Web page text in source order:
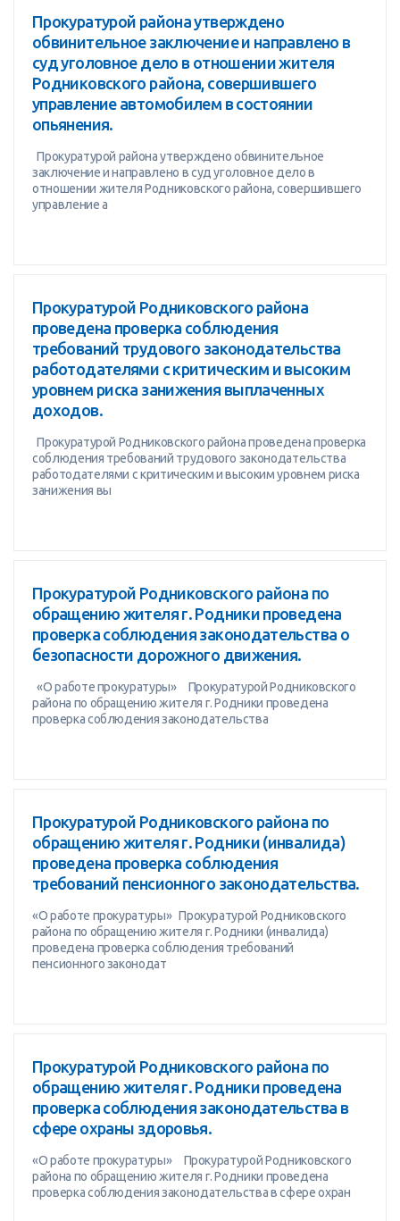
Прокуратурой района утверждено
обвинительное заключение и направлено в
суд уголовное дело в отношении жителя
Родниковского района, совершившего
управление автомобилем в состоянии
опьянения.
Прокуратурой района утверждено обвинительное
заключение и направлено в суд уголовное дело в
отношении жителя Родниковского района, совершившего
управление а
Прокуратурой Родниковского района
проведена проверка соблюдения
требований трудового законодательства
работодателями с критическим и высоким
уровнем риска занижения выплаченных
доходов.
Прокуратурой Родниковского района проведена проверка
соблюдения требований трудового законодательства
работодателями с критическим и высоким уровнем риска
занижения вы
Прокуратурой Родниковского района по
обращению жителя г. Родники проведена
проверка соблюдения законодательства о
безопасности дорожного движения.
«О работе прокуратуры» Прокуратурой Родниковского
района по обращению жителя г. Родники проведена
проверка соблюдения законодательства
Прокуратурой Родниковского района по
обращению жителя г. Родники (инвалида)
проведена проверка соблюдения
требований пенсионного законодательства.
«О работе прокуратуры» Прокуратурой Родниковского
района по обращению жителя г. Родники (инвалида)
проведена проверка соблюдения требований
пенсионного законодат
Прокуратурой Родниковского района по
обращению жителя г. Родники проведена
проверка соблюдения законодательства в
сфере охраны здоровья.
«О работе прокуратуры» Прокуратурой Родниковского
района по обращению жителя г. Родники проведена
проверка соблюдения законодательства в сфере охран